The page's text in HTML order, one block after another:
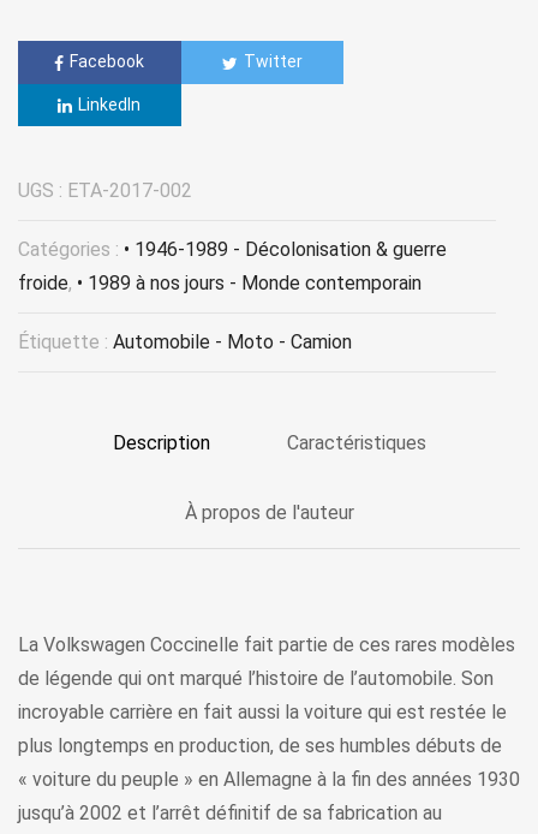
Facebook Twitter
LinkedIn
UGS : ETA-2017-002
Catégories : • 1946-1989 - Décolonisation & guerre
froide, • 1989 à nos jours - Monde contemporain
Étiquette : Automobile - Moto - Camion
Description Caractéristiques
À propos de l'auteur
La Volkswagen Coccinelle fait partie de ces rares modèles
de légende qui ont marqué l’histoire de l’automobile. Son
incroyable carrière en fait aussi la voiture qui est restée le
plus longtemps en production, de ses humbles débuts de
« voiture du peuple » en Allemagne à la fin des années 1930
jusqu’à 2002 et l’arrêt définitif de sa fabrication au